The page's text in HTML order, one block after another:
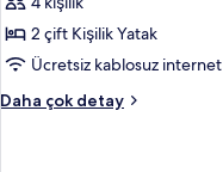
Deniz
Manzaralı
tüm
2 çift Kişilik Yatak
Ücretsiz kablosuz internet
Daha çok detay
Executive